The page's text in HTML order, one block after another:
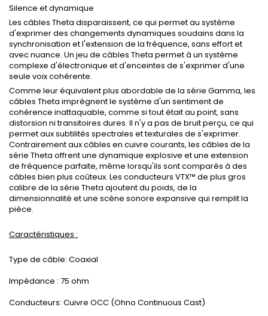
Silence et dynamique
Les câbles Theta disparaissent, ce qui permet au système
d'exprimer des changements dynamiques soudains dans la
synchronisation et l'extension de la fréquence, sans effort et
avec nuance. Un jeu de câbles Theta permet à un système
complexe d'électronique et d'enceintes de s'exprimer d'une
seule voix cohérente.
Comme leur équivalent plus abordable de la série Gamma, les
câbles Theta imprègnent le système d'un sentiment de
cohérence inattaquable, comme si tout était au point, sans
distorsion ni transitoires dures. Il n'y a pas de bruit perçu, ce qui
permet aux subtilités spectrales et texturales de s'exprimer.
Contrairement aux câbles en cuivre courants, les câbles de la
série Theta offrent une dynamique explosive et une extension
de fréquence parfaite, même lorsqu'ils sont comparés à des
câbles bien plus coûteux. Les conducteurs VTX™ de plus gros
calibre de la série Theta ajoutent du poids, de la
dimensionnalité et une scène sonore expansive qui remplit la
pièce.
Caractéristiques :
Type de câble: Coaxial
Impédance : 75 ohm
Conducteurs: Cuivre OCC (Ohno Continuous Cast)